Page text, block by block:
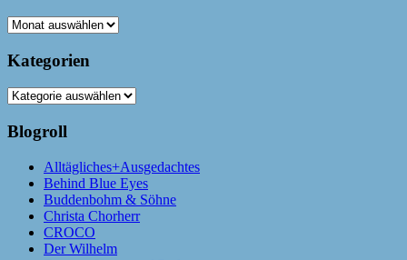
Archiv
Kategorien
Kategorien
Blogroll
Alltägliches+Ausgedachtes
Behind Blue Eyes
Buddenbohm & Söhne
Christa Chorherr
CROCO
Der Wilhelm